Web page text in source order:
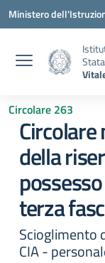
Vai ai contenuti
Vai al menu di
Vai al footer
Ministero
Circolare 263
della
terza
Scioglimento
CIA -